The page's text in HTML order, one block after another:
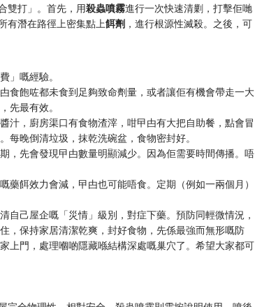
雙打」。首先，用殺蟲噴霧進行一次快速清剿，打擊佢哋
有潛在路徑上密集點上餌劑 ，進行根源性滅殺。之後，可
」嘅經驗。
食飽咗都未食到足夠致命劑量，或者讓佢有機會帶走一大
先最有效。
汁，廚房渠口有食物渣滓，咁曱甴有大把自助餐，點會冒
。每晚倒清垃圾，抹乾洗碗盆，食物密封好。
，先會發現曱甴數量明顯減少。因為佢需要時間傳播。唔
藥餌效力會減，曱甴也可能唔食。定期（例如一兩個月）
己屋企嘅「災情」級別，對症下藥。預防同輕微情況，
，保持家居清潔乾爽，封好食物，先係最強而無形嘅防
上門，處理嗰啲隱藏喺結構深處嘅巢穴了。希望大家都可